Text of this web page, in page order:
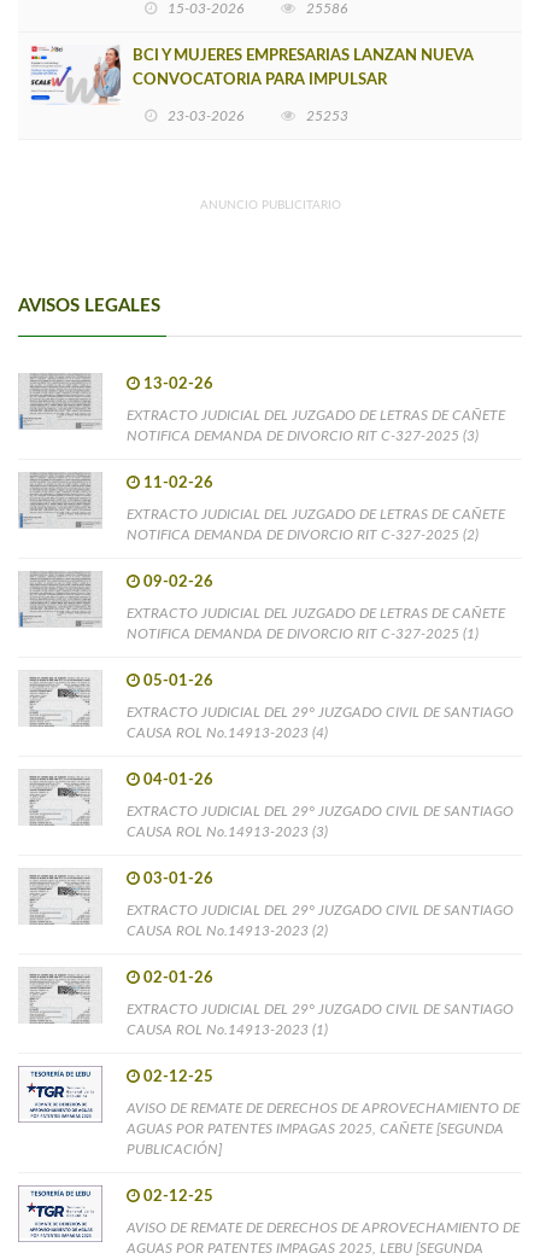
15-03-2026 25586
BCI Y MUJERES EMPRESARIAS LANZAN NUEVA
CONVOCATORIA PARA IMPULSAR
23-03-2026 25253
ANUNCIO PUBLICITARIO
AVISOS LEGALES
13-02-26
EXTRACTO JUDICIAL DEL JUZGADO DE LETRAS DE CAÑETE
NOTIFICA DEMANDA DE DIVORCIO RIT C-327-2025 (3)
11-02-26
EXTRACTO JUDICIAL DEL JUZGADO DE LETRAS DE CAÑETE
NOTIFICA DEMANDA DE DIVORCIO RIT C-327-2025 (2)
09-02-26
EXTRACTO JUDICIAL DEL JUZGADO DE LETRAS DE CAÑETE
NOTIFICA DEMANDA DE DIVORCIO RIT C-327-2025 (1)
05-01-26
EXTRACTO JUDICIAL DEL 29° JUZGADO CIVIL DE SANTIAGO
CAUSA ROL No.14913-2023 (4)
04-01-26
EXTRACTO JUDICIAL DEL 29° JUZGADO CIVIL DE SANTIAGO
CAUSA ROL No.14913-2023 (3)
03-01-26
EXTRACTO JUDICIAL DEL 29° JUZGADO CIVIL DE SANTIAGO
CAUSA ROL No.14913-2023 (2)
02-01-26
EXTRACTO JUDICIAL DEL 29° JUZGADO CIVIL DE SANTIAGO
CAUSA ROL No.14913-2023 (1)
02-12-25
AVISO DE REMATE DE DERECHOS DE APROVECHAMIENTO DE
AGUAS POR PATENTES IMPAGAS 2025, CAÑETE [SEGUNDA
PUBLICACIÓN]
02-12-25
AVISO DE REMATE DE DERECHOS DE APROVECHAMIENTO DE
AGUAS POR PATENTES IMPAGAS 2025, LEBU [SEGUNDA